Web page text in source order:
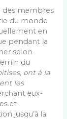
des membres
du monde
en
pendant la
selon
du
ont à la
les
eux-
et
jusqu’à la